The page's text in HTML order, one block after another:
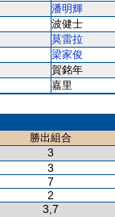
潘明輝
波健士
莫雷拉
梁家俊
賀銘年
嘉里
勝出組合
3
3
7
2
3,7